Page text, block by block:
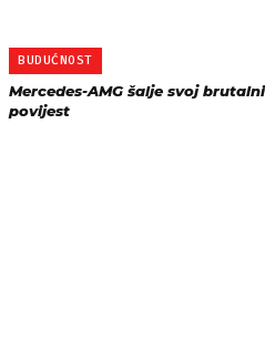
BUDUĆNOST
Mercedes-AMG šalje svoj
povijest